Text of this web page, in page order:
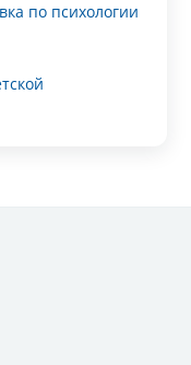
по психологии